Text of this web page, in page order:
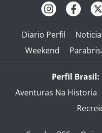
Diario Perfil
Weekend
Perfil Brasil:
Aventuras Na Historia